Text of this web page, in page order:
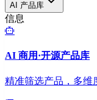
AI 产品库
信息
AI 商用·开源产品库
精准筛选产品，多维